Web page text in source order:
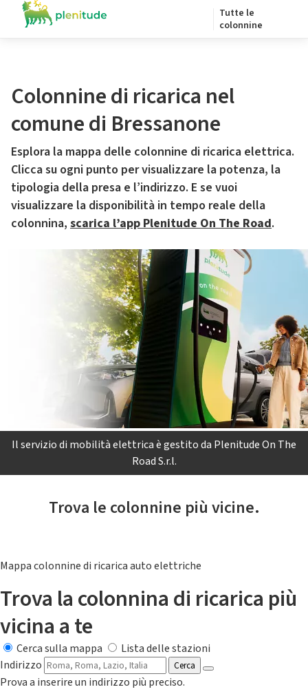
Tutte le
colonnine
Colonnine di ricarica nel
comune di Bressanone
Esplora la mappa delle colonnine di ricarica elettrica.
Clicca su ogni punto per visualizzare la potenza, la
tipologia della presa e l’indirizzo. E se vuoi
visualizzare la disponibilità in tempo reale della
colonnina, scarica l’app Plenitude On The Road.
Il servizio di mobilità elettrica è gestito da Plenitude On The
Road S.r.l.
Trova le colonnine più vicine.
Mappa colonnine di ricarica auto elettriche
Trova la colonnina di ricarica più
vicina a te
Cerca sulla mappa
Lista delle stazioni
Indirizzo
Cerca
Prova a inserire un indirizzo più preciso.